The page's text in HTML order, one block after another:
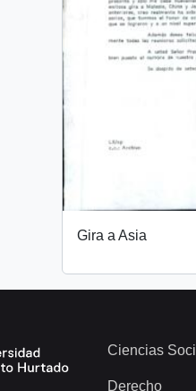
Gira a Asia
Ciencias
Derecho